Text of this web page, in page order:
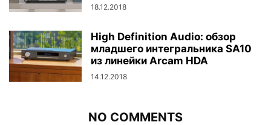
18.12.2018
High Definition Audio: обзор
младшего интегральника SA10
из линейки Arcam HDA
14.12.2018
NO COMMENTS